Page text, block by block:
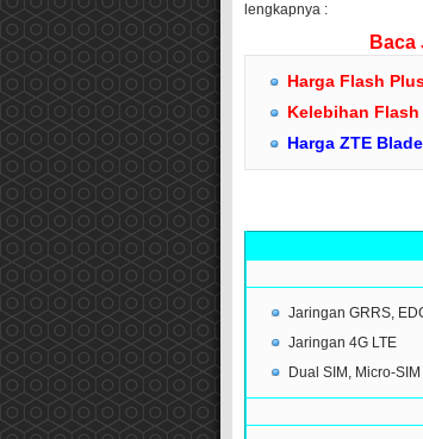
lengkapnya :
Baca
Harga Flash
Kelebihan Flash
Harga ZTE
Jaringan GRRS,
Jaringan 4G LTE
Dual SIM, Micro-SIM